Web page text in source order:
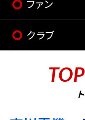
ファン
クラブ